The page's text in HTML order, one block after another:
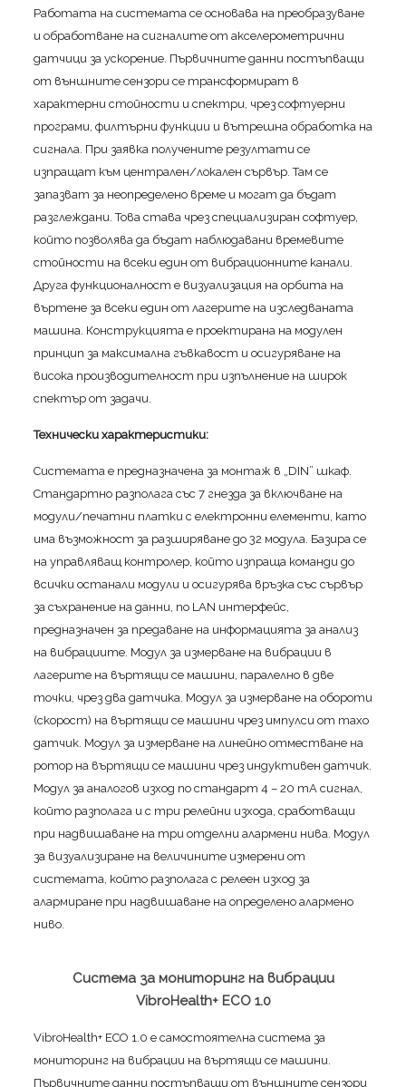
Работата на системата се основава на преобразуване
и обработване на сигналите от акселерометрични
датчици за ускорение. Първичните данни постъпващи
от външните сензори се трансформират в
характерни стойности и спектри, чрез софтуерни
програми, филтърни функции и вътрешна обработка на
сигнала. При заявка получените резултати се
изпращат към централен/локален сървър. Там се
запазват за неопределено време и могат да бъдат
разглеждани. Това става чрез специализиран софтуер,
който позволява да бъдат наблюдавани времевите
стойности на всеки един от вибрационните канали.
Друга функционалност е визуализация на орбита на
въртене за всеки един от лагерите на изследваната
машина. Конструкцията е проектирана на модулен
принцип за максимална гъвкавост и осигуряване на
висока производителност при изпълнение на широк
спектър от задачи.
Технически характеристики:
Системата е предназначена за монтаж в „DIN” шкаф.
Стандартно разполага със 7 гнезда за включване на
модули/печатни платки с електронни елементи, като
има възможност за разширяване до 32 модула. Базира се
на управляващ контролер, който изпраща команди до
всички останали модули и осигурява връзка със сървър
за съхранение на данни, по LAN интерфейс,
предназначен за предаване на информацията за анализ
на вибрациите. Модул за измерване на вибрации в
лагерите на въртящи се машини, паралелно в две
точки, чрез два датчика. Модул за измерване на обороти
(скорост) на въртящи се машини чрез импулси от тахо
датчик. Модул за измерване на линейно отместване на
ротор на въртящи се машини чрез индуктивен датчик.
Модул за аналогов изход по стандарт 4 – 20 mA сигнал,
който разполага и с три релейни изхода, сработващи
при надвишаване на три отделни алармени нива. Модул
за визуализиране на величините измерени от
системата, който разполага с релеен изход за
алармиране при надвишаване на определено алармено
ниво.
Система за мониторинг на вибрации
VibroHealth+ ECO 1.0
VibroHealth+ ECO 1.0 e самостоятелна система за
мониторинг на вибрации на въртящи се машини.
Първичните данни постъпващи от външните сензори